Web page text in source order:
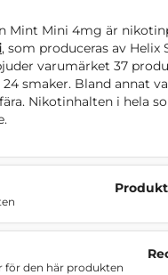
Mint Mini 4mg är
, som produceras av Helix
varumärket 37
smaker. Bland annat
Nikotinhalten i hela
för den här produkten